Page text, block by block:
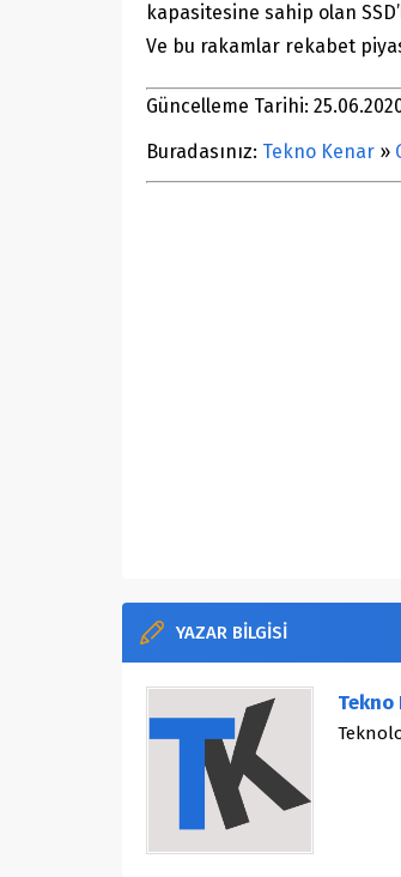
kapasitesine sahip olan
Ve bu rakamlar rekabet
Güncelleme Tarihi:
Buradasınız: Tekno Kenar »
YAZAR BİLGİSİ
Tekno